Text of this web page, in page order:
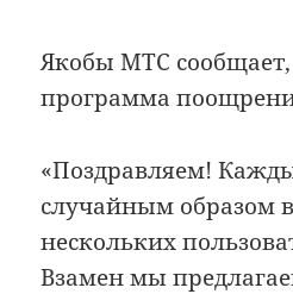
Якобы МТС сообщает,
программа
«Поздравляем!
случайным образом
нескольких
Взамен мы